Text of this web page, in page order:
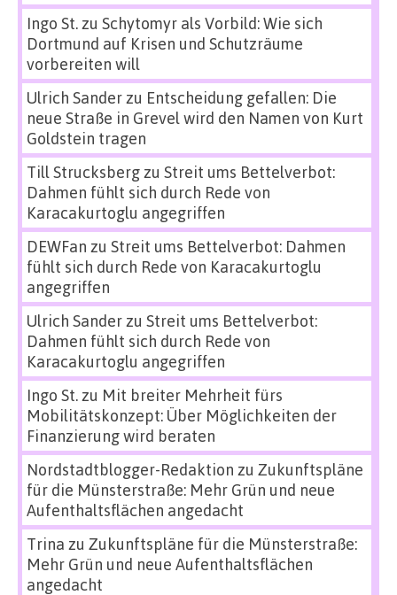
Ingo St.zu Schytomyr als Vorbild: Wie sich
Dortmund auf Krisen und Schutzräume
vorbereiten will
Ulrich Sanderzu Entscheidung gefallen: Die
neue Straße in Grevel wird den Namen von Kurt
Goldstein tragen
Till Strucksbergzu Streit ums Bettelverbot:
Dahmen fühlt sich durch Rede von
Karacakurtoglu angegriffen
DEWFan zu Streit ums Bettelverbot: Dahmen
fühlt sich durch Rede von Karacakurtoglu
angegriffen
Ulrich Sanderzu Streit ums Bettelverbot:
Dahmen fühlt sich durch Rede von
Karacakurtoglu angegriffen
Ingo St.zu Mit breiter Mehrheit fürs
Mobilitätskonzept: Über Möglichkeiten der
Finanzierung wird beraten
Nordstadtblogger-Redaktion zu Zukunftspläne
für die Münsterstraße: Mehr Grün und neue
Aufenthaltsflächen angedacht
Trina zu Zukunftspläne für die Münsterstraße:
Mehr Grün und neue Aufenthaltsflächen
angedacht